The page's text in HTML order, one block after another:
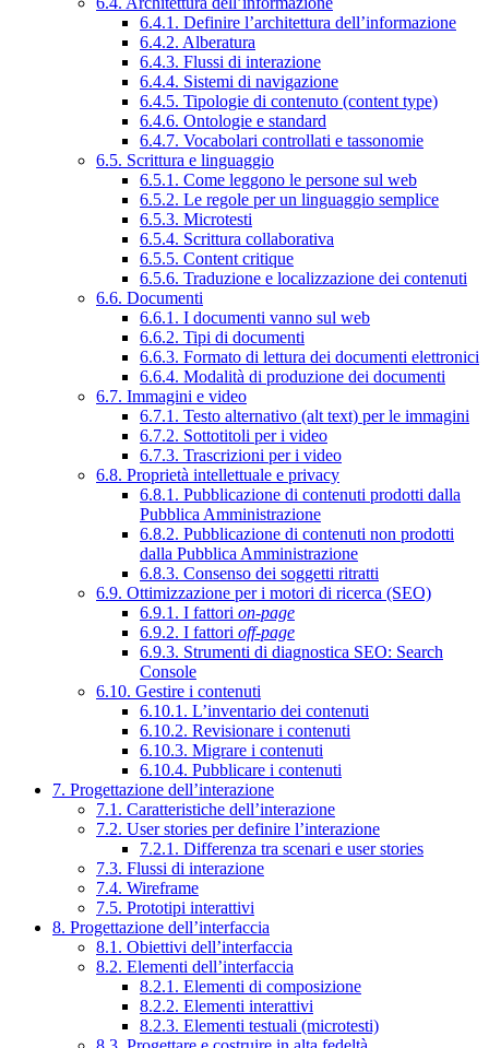
6.4.1. Definire l’architettura dell’informazione
6.4.2. Alberatura
6.4.3. Flussi di interazione
6.4.4. Sistemi di navigazione
6.4.5. Tipologie di contenuto (content type)
6.4.6. Ontologie e standard
6.4.7. Vocabolari controllati e tassonomie
6.5. Scrittura e linguaggio
6.5.1. Come leggono le persone sul web
6.5.2. Le regole per un linguaggio semplice
6.5.3. Microtesti
6.5.4. Scrittura collaborativa
6.5.5. Content critique
6.5.6. Traduzione e localizzazione dei contenuti
6.6. Documenti
6.6.1. I documenti vanno sul web
6.6.2. Tipi di documenti
6.6.3. Formato di lettura dei documenti elettronici
6.6.4. Modalità di produzione dei documenti
6.7. Immagini e video
6.7.1. Testo alternativo (alt text) per le immagini
6.7.2. Sottotitoli per i video
6.7.3. Trascrizioni per i video
6.8. Proprietà intellettuale e privacy
6.8.1. Pubblicazione di contenuti prodotti dalla
Pubblica Amministrazione
6.8.2. Pubblicazione di contenuti non prodotti
dalla Pubblica Amministrazione
6.8.3. Consenso dei soggetti ritratti
6.9. Ottimizzazione per i motori di ricerca (SEO)
6.9.1. I fattori on-page
6.9.2. I fattori off-page
6.9.3. Strumenti di diagnostica SEO: Search
Console
6.10. Gestire i contenuti
6.10.1. L’inventario dei contenuti
6.10.2. Revisionare i contenuti
6.10.3. Migrare i contenuti
6.10.4. Pubblicare i contenuti
7. Progettazione dell’interazione
7.1. Caratteristiche dell’interazione
7.2. User stories per definire l’interazione
7.2.1. Differenza tra scenari e user stories
7.3. Flussi di interazione
7.4. Wireframe
7.5. Prototipi interattivi
8. Progettazione dell’interfaccia
8.1. Obiettivi dell’interfaccia
8.2. Elementi dell’interfaccia
8.2.1. Elementi di composizione
8.2.2. Elementi interattivi
8.2.3. Elementi testuali (microtesti)